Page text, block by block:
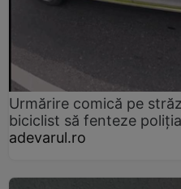
Urmărire comică pe
biciclist să fenteze
adevarul.ro